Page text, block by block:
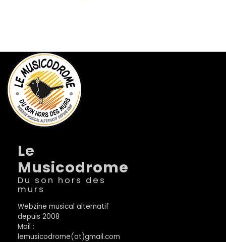
Le
Musicodrome
Du son hors des
murs
Webzine musical alternatif
depuis 2008
Mail :
lemusicodrome(at)gmail.com